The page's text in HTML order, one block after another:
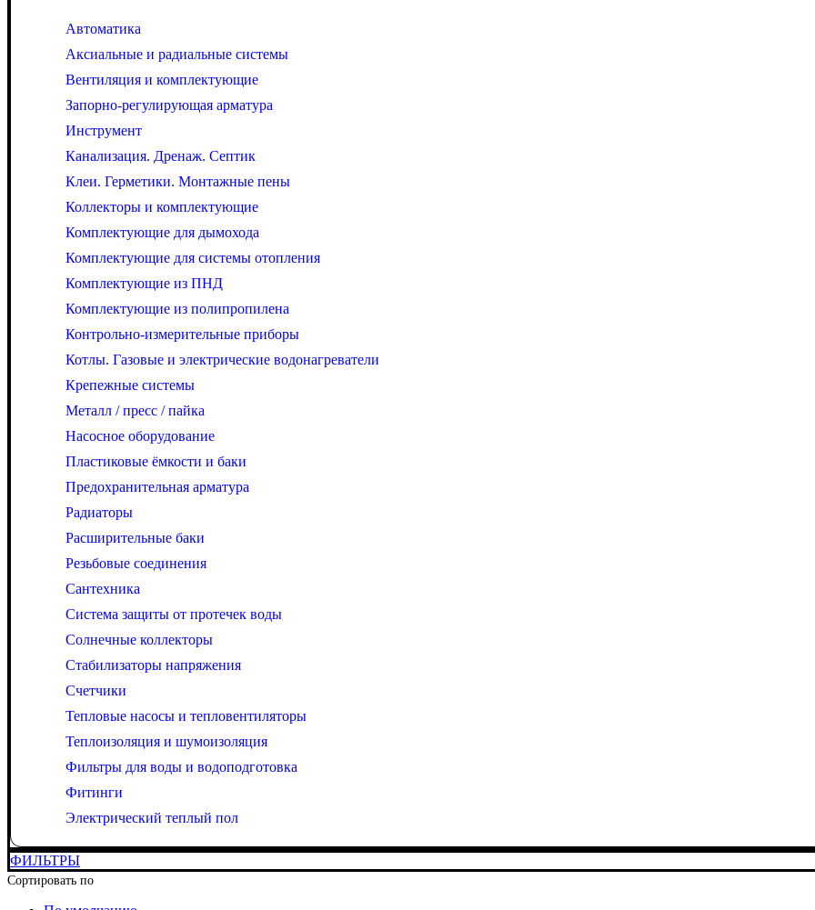
Автоматика
Аксиальные и радиальные системы
Вентиляция и комплектующие
Запорно-регулирующая арматура
Инструмент
Канализация. Дренаж. Септик
Клеи. Герметики. Монтажные пены
Коллекторы и комплектующие
Комплектующие для дымохода
Комплектующие для системы отопления
Комплектующие из ПНД
Комплектующие из полипропилена
Контрольно-измерительные приборы
Котлы. Газовые и электрические водонагреватели
Крепежные системы
Металл / пресс / пайка
Насосное оборудование
Пластиковые ёмкости и баки
Предохранительная арматура
Радиаторы
Расширительные баки
Резьбовые соединения
Сантехника
Система защиты от протечек воды
Солнечные коллекторы
Стабилизаторы напряжения
Счетчики
Тепловые насосы и тепловентиляторы
Теплоизоляция и шумоизоляция
Фильтры для воды и водоподготовка
Фитинги
Электрический теплый пол
ФИЛЬТРЫ
Сортировать по